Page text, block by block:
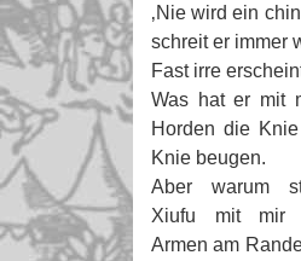
‚Nie wird ein
schreit er immer
Fast irre
Was hat er mit
Horden die
Knie beugen.
Aber warum
Xiufu mit mir
Armen am